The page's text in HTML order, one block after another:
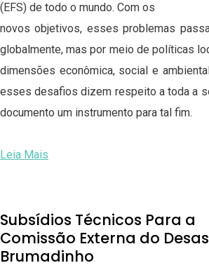
(EFS) de todo o mundo. Com os
novos objetivos, esses problemas
globalmente, mas por meio de políticas
dimensões econômica, social e
esses desafios dizem respeito a toda a
documento um instrumento para tal fim.
Leia Mais
Subsídios Técnicos Para a
Comissão Externa do
Brumadinho